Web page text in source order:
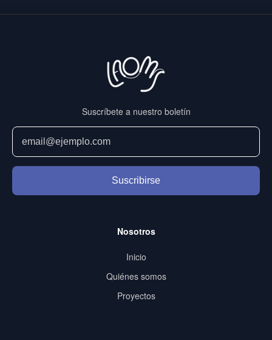
Suscríbete a nuestro boletín
Suscribirse
Nosotros
Inicio
Quiénes somos
Proyectos